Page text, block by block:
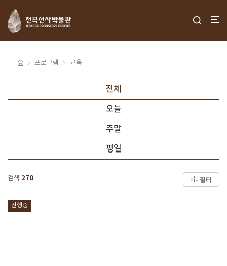
프로그램 교육
전체
오늘
주말
평일
검색 270 필터
진행중